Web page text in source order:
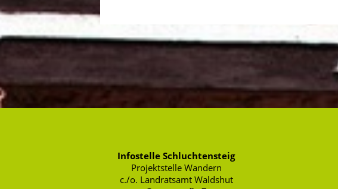
Infostelle Schluchtensteig
Projektstelle Wandern
c./o. Landratsamt Waldshut